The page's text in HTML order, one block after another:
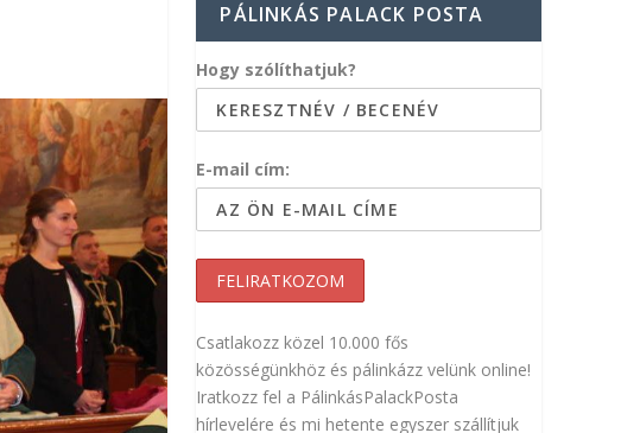
PÁLINKÁS PALACK POSTA
Hogy szólíthatjuk?
E-mail cím:
Csatlakozz közel 10.000 fős
közösségünkhöz és pálinkázz velünk online!
Iratkozz fel a PálinkásPalackPosta
hírlevelére és mi hetente egyszer szállítjuk